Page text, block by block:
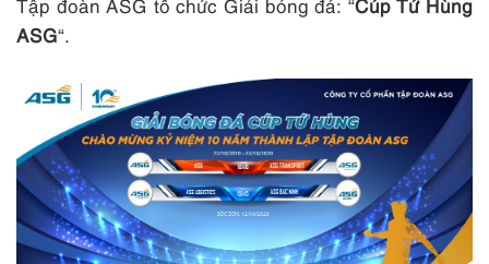
ASG“.